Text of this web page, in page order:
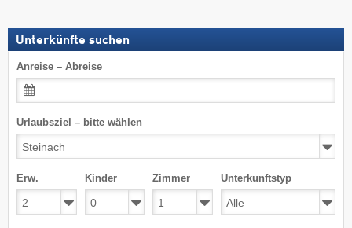
Unterkünfte suchen
Anreise – Abreise
Urlaubsziel – bitte wählen
Erw. Kinder Zimmer Unterkunftstyp